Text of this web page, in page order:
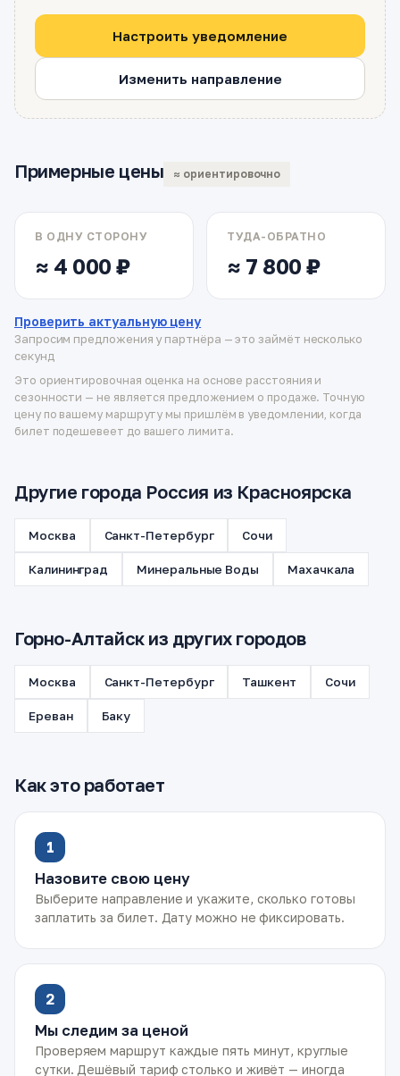
Настроить уведомление
Изменить направление
Примерные цены ≈ ориентировочно
В ОДНУ СТОРОНУ
≈ 4 000 ₽
ТУДА-ОБРАТНО
≈ 7 800 ₽
Проверить актуальную цену
Запросим предложения у партнёра — это займёт несколько
секунд
Это ориентировочная оценка на основе расстояния и
сезонности — не является предложением о продаже. Точную
цену по вашему маршруту мы пришлём в уведомлении, когда
билет подешевеет до вашего лимита.
Другие города Россия из Красноярска
Москва Санкт-Петербург Сочи
Калининград Минеральные Воды Махачкала
Горно-Алтайск из других городов
Москва Санкт-Петербург Ташкент Сочи
Ереван Баку
Как это работает
1
Назовите свою цену
Выберите направление и укажите, сколько готовы
заплатить за билет. Дату можно не фиксировать.
2
Мы следим за ценой
Проверяем маршрут каждые пять минут, круглые
сутки. Дешёвый тариф столько и живёт — иногда